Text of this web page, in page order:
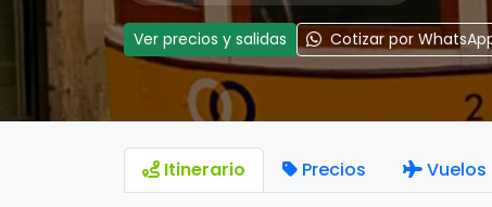
Ver precios y salidas Cotizar por
Itinerario Precios Vuelos